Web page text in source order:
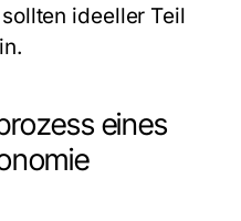
ideeller Teil
eines